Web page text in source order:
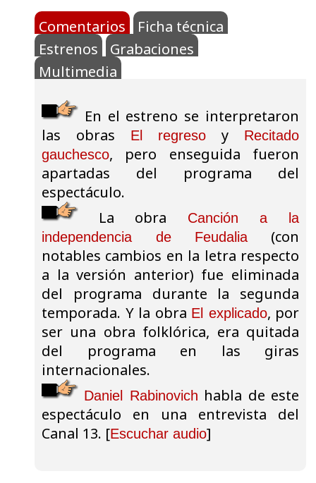
Comentarios
Ficha técnica
Estrenos
Grabaciones
Multimedia
En el estreno se interpretaron
las obras
El regreso y
Recitado
gauchesco, pero enseguida fueron
apartadas del programa del
espectáculo.
La obra
Canción a la
independencia de Feudalia(con
notables cambios en la letra respecto
a la versión anterior) fue eliminada
del programa durante la segunda
temporada. Y la obra El explicado, por
ser una obra folklórica, era quitada
del programa en las giras
internacionales.
Daniel Rabinovich habla de este
espectáculo en una entrevista del
Canal 13. [Escuchar audio]